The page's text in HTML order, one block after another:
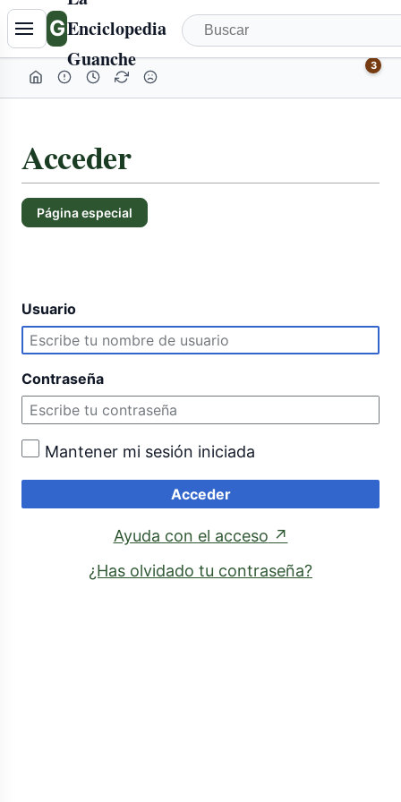
GEnciclopedia
Guanche
3
Acceder
Página especial
Usuario
Contraseña
Mantener mi sesión iniciada
Acceder
Ayuda con el acceso ↗
externo)
¿Has olvidado tu contraseña?